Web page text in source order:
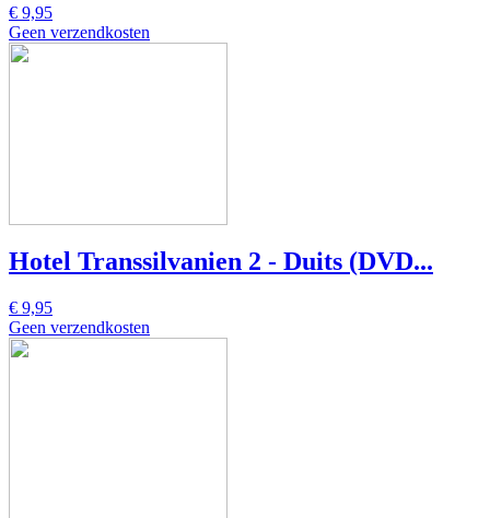
€ 9,95
Geen verzendkosten
Hotel Transsilvanien 2 - Duits (DVD...
€ 9,95
Geen verzendkosten